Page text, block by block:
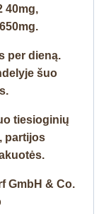
40mg,
per dieną.
šuo
tiesioginių
partijos
GmbH & Co.